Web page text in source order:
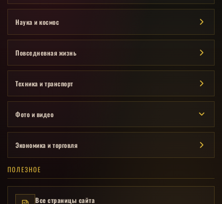
Наука и космос
Повседневная жизнь
Техника и транспорт
Фото и видео
Экономика и торговля
ПОЛЕЗНОЕ
Все страницы сайта